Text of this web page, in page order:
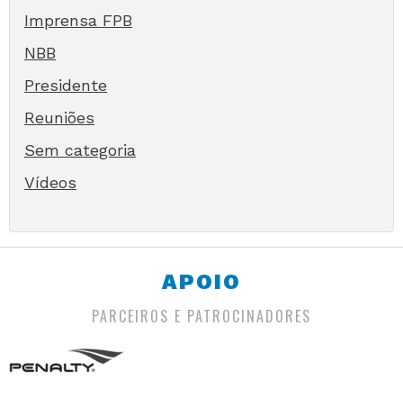
Imprensa FPB
NBB
Presidente
Reuniões
Sem categoria
Vídeos
APOIO
PARCEIROS E PATROCINADORES